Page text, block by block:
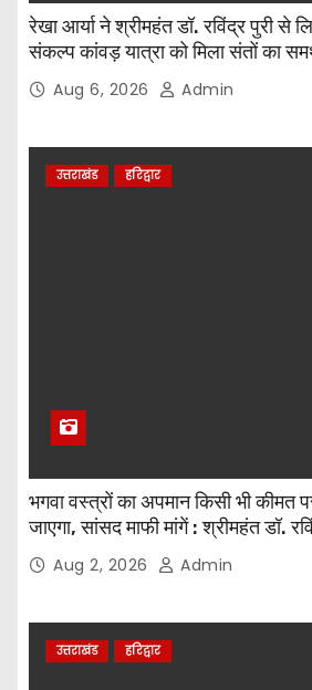
रेखा आर्या ने श्रीमहंत डॉ. रविंद्र पुरी से
संकल्प कांवड़ यात्रा को मिला संतों का
Aug 6, 2026 Admin
उत्तराखंड हरिद्वार
भगवा वस्त्रों का अपमान किसी भी कीमत
जाएगा, सांसद माफी मांगें : श्रीमहंत डॉ.
Aug 2, 2026 Admin
उत्तराखंड हरिद्वार